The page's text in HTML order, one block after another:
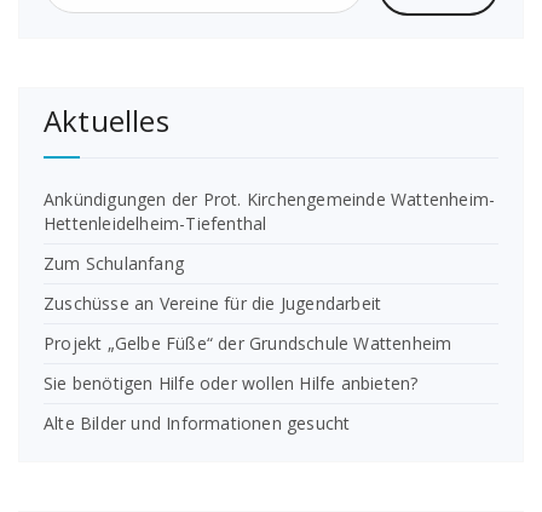
Aktuelles
Ankündigungen der Prot. Kirchengemeinde Wattenheim-
Hettenleidelheim-Tiefenthal
Zum Schulanfang
Zuschüsse an Vereine für die Jugendarbeit
Projekt „Gelbe Füße“ der Grundschule Wattenheim
Sie benötigen Hilfe oder wollen Hilfe anbieten?
Alte Bilder und Informationen gesucht